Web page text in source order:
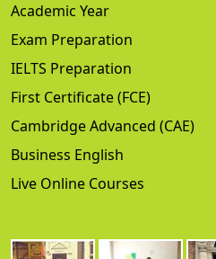
Academic Year
Exam Preparation
IELTS Preparation
First Certificate (FCE)
Cambridge Advanced (CAE)
Business English
Live Online Courses